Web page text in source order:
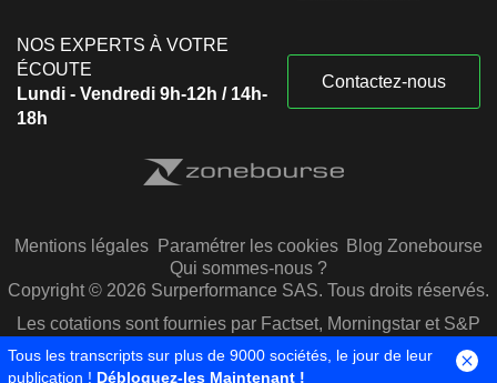
NOS EXPERTS À VOTRE
ÉCOUTE
Lundi - Vendredi 9h-12h / 14h-
18h
Contactez-nous
Mentions légales Paramétrer les cookies Blog Zonebourse
Qui sommes-nous ?
Copyright © 2026 Surperformance SAS. Tous droits réservés.
Les cotations sont fournies par Factset, Morningstar et S&P
Capital IQ
Tous les transcripts sur plus de 9000 sociétés, le jour de leur
publication ! Débloquez-les Maintenant !